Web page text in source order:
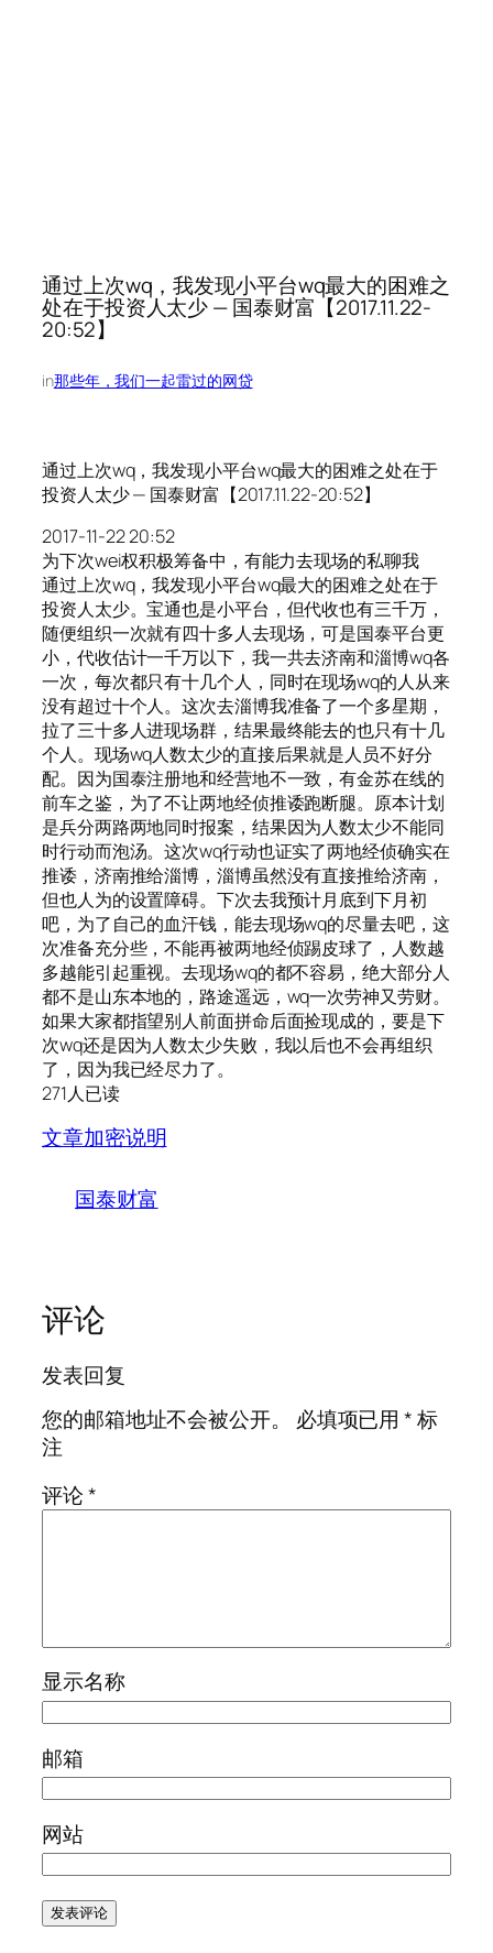
通过上次wq，我发现小平台wq最大的困难之
处在于投资人太少 — 国泰财富【2017.11.22-
20:52】
in那些年，我们一起雷过的网贷
通过上次wq，我发现小平台wq最大的困难之处在于
投资人太少 — 国泰财富【2017.11.22-20:52】
2017-11-22 20:52
为下次wei权积极筹备中，有能力去现场的私聊我
通过上次wq，我发现小平台wq最大的困难之处在于
投资人太少。宝通也是小平台，但代收也有三千万，
随便组织一次就有四十多人去现场，可是国泰平台更
小，代收估计一千万以下，我一共去济南和淄博wq各
一次，每次都只有十几个人，同时在现场wq的人从来
没有超过十个人。这次去淄博我准备了一个多星期，
拉了三十多人进现场群，结果最终能去的也只有十几
个人。现场wq人数太少的直接后果就是人员不好分
配。因为国泰注册地和经营地不一致，有金苏在线的
前车之鉴，为了不让两地经侦推诿跑断腿。原本计划
是兵分两路两地同时报案，结果因为人数太少不能同
时行动而泡汤。这次wq行动也证实了两地经侦确实在
推诿，济南推给淄博，淄博虽然没有直接推给济南，
但也人为的设置障碍。下次去我预计月底到下月初
吧，为了自己的血汗钱，能去现场wq的尽量去吧，这
次准备充分些，不能再被两地经侦踢皮球了，人数越
多越能引起重视。去现场wq的都不容易，绝大部分人
都不是山东本地的，路途遥远，wq一次劳神又劳财。
如果大家都指望别人前面拼命后面捡现成的，要是下
次wq还是因为人数太少失败，我以后也不会再组织
了，因为我已经尽力了。
271人已读
文章加密说明
国泰财富
评论
发表回复
您的邮箱地址不会被公开。
必填项已用*标
注
评论*
显示名称
邮箱
网站